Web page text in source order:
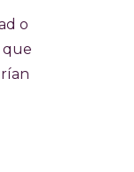
o
que